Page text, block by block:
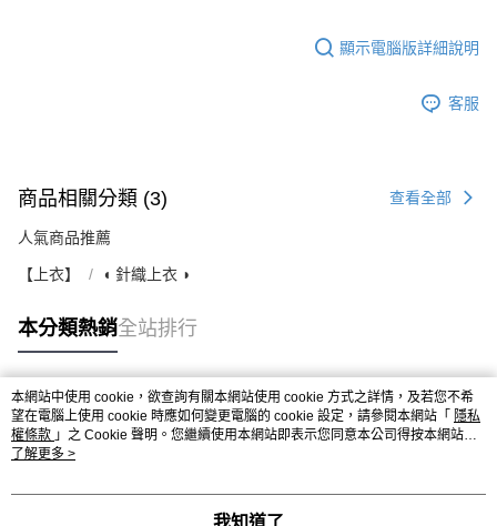
顯示電腦版詳細說明
客服
商品相關分類 (3) 查看全部
人氣商品推薦
【上衣】 ◖ 針織上衣 ◗
本分類熱銷全站排行
熱門標籤
本網站中使用 cookie，欲查詢有關本網站使用 cookie 方式之詳情，及若您不希
望在電腦上使用 cookie 時應如何變更電腦的 cookie 設定，請參閱本網站「 隱私
權條款 」之 Cookie 聲明。您繼續使用本網站即表示您同意本公司得按本網站使
用條款之 Cookie 聲明使用 cookie。
了解更多 >
我知道了